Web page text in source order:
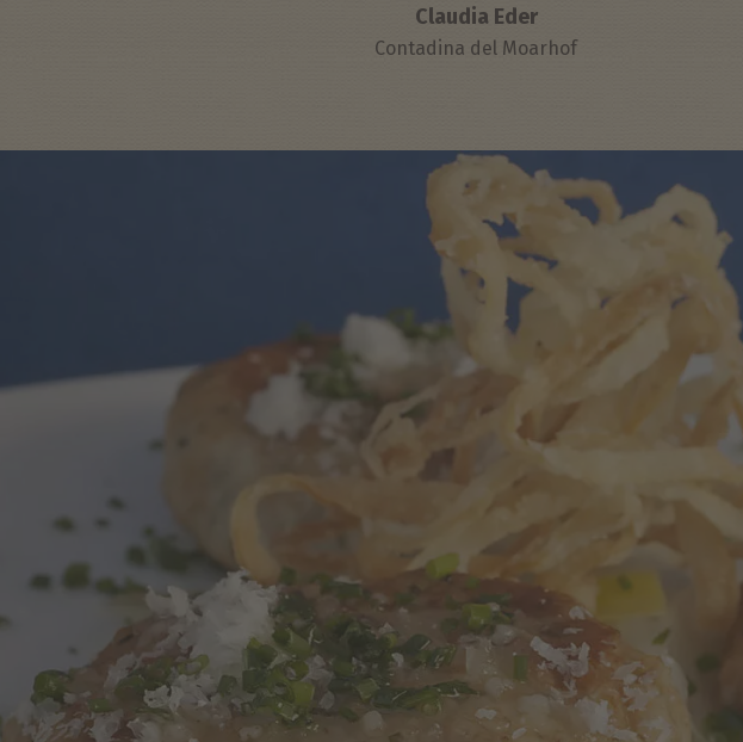
Claudia Eder
Contadina del Moarhof